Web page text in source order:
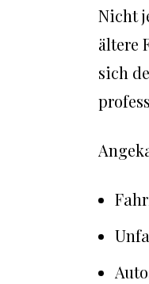
Nicht
ältere
sich